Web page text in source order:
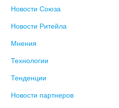
Новости Союза
Новости Ритейла
Мнения
Технологии
Тенденции
Новости партнеров